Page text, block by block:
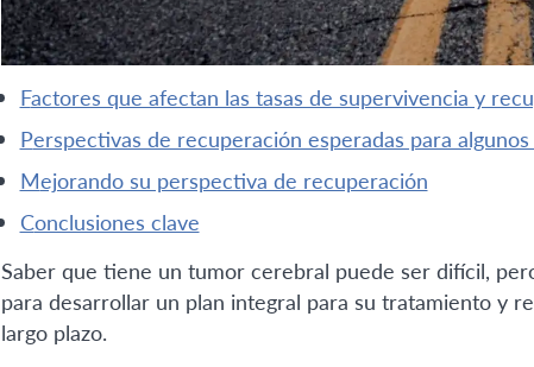
factores que afectan las tasas de supervivencia y
perspectivas de recuperación esperadas para
mejorando su perspectiva de recuperación
conclusiones clave
Saber que tiene un tumor cerebral puede ser difícil,
para desarrollar un plan integral para su tratamiento y
largo plazo.